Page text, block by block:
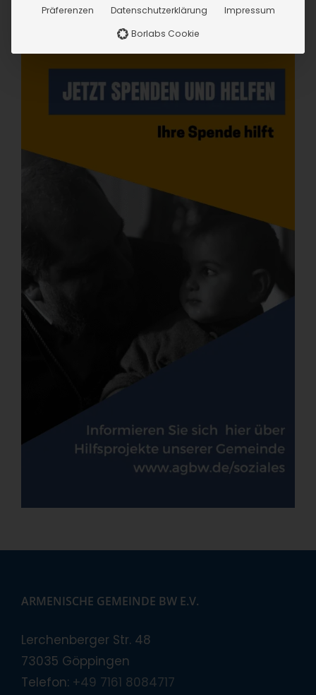
ARMENISCHE GEMEINDE BW E.V.
Lerchenberger Str. 48
73035 Göppingen
Telefon: +49 7161 8084717
Präferenzen Datenschutzerklärung
Impressum
Borlabs Cookie